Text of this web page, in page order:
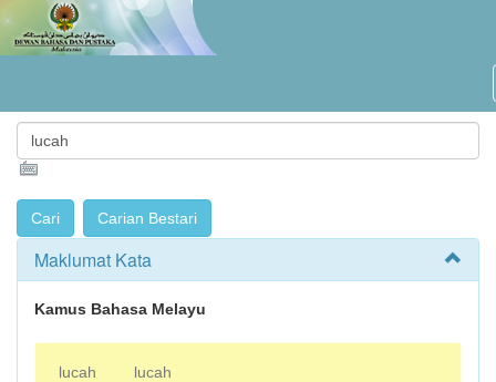
Maklumat Kata
Kamus Bahasa Melayu
lucah lucah